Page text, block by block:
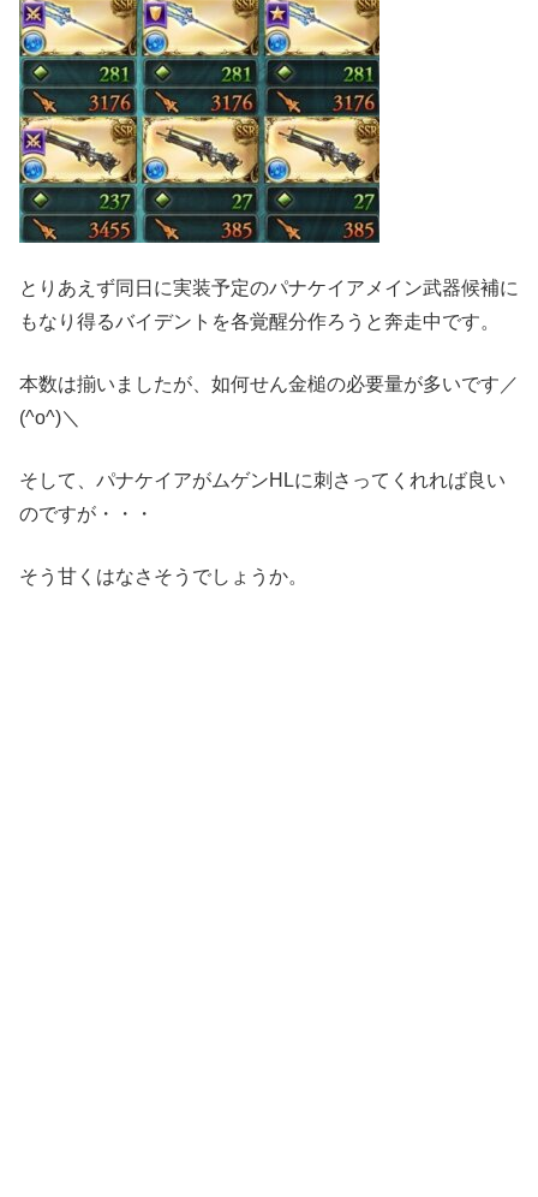
とりあえず同日に実装予定のパナケイアメイン武器候補に
もなり得るバイデントを各覚醒分作ろうと奔走中です。
本数は揃いましたが、如何せん金槌の必要量が多いです／
(^o^)＼
そして、パナケイアがムゲンHLに刺さってくれれば良い
のですが・・・
そう甘くはなさそうでしょうか。